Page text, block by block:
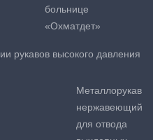
больнице
«Охматдет»
рукавов высокого давления
Металлорукав
нержавеющий
для отвода